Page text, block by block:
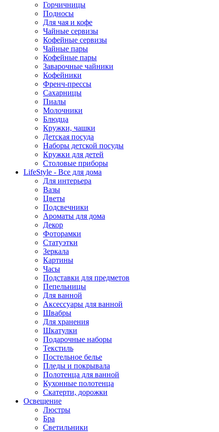
Горчичницы
Подносы
Для чая и кофе
Чайные сервизы
Кофейные сервизы
Чайные пары
Кофейные пары
Заварочные чайники
Кофейники
Френч-прессы
Сахарницы
Пиалы
Молочники
Блюдца
Кружки, чашки
Детская посуда
Наборы детской посуды
Кружки для детей
Столовые приборы
LifeStyle - Все для дома
Для интерьера
Вазы
Цветы
Подсвечники
Ароматы для дома
Декор
Фоторамки
Статуэтки
Зеркала
Картины
Часы
Подставки для предметов
Пепельницы
Для ванной
Аксессуары для ванной
Швабры
Для хранения
Шкатулки
Подарочные наборы
Текстиль
Постельное белье
Пледы и покрывала
Полотенца для ванной
Кухонные полотенца
Скатерти, дорожки
Освещение
Люстры
Бра
Светильники